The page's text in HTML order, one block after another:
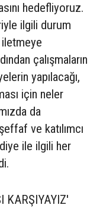
hedefliyoruz.
ilgili durum
iletmeye
çalışmaların
yapılacağı,
için neler
da
ve katılımcı
ile ilgili her
KARŞIYAYIZ'